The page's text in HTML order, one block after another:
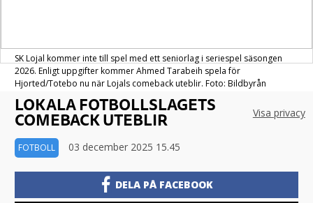
SK Lojal kommer inte till spel med ett seniorlag i seriespel säsongen
2026. Enligt uppgifter kommer Ahmed Tarabeih spela för
Hjorted/Totebo nu när Lojals comeback uteblir. Foto: Bildbyrån
LOKALA FOTBOLLSLAGETS
COMEBACK UTEBLIR
FOTBOLL 03 december 2025 15.45
DELA PÅ FACEBOOK
Visa privacy